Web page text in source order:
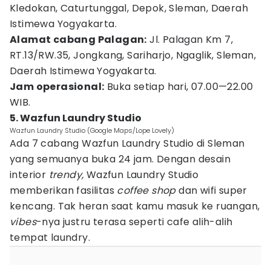
Kledokan, Caturtunggal, Depok, Sleman, Daerah
Istimewa Yogyakarta.
Alamat cabang Palagan: Jl. Palagan Km 7,
RT.13/RW.35, Jongkang, Sariharjo, Ngaglik, Sleman,
Daerah Istimewa Yogyakarta.
Jam operasional: Buka setiap hari, 07.00—22.00
WIB.
5. Wazfun Laundry Studio
Wazfun Laundry Studio (Google Maps/Lope Lovely)
Ada 7 cabang Wazfun Laundry Studio di Sleman
yang semuanya buka 24 jam. Dengan desain
interior trendy, Wazfun Laundry Studio
memberikan fasilitas coffee shopdan wifi super
kencang. Tak heran saat kamu masuk ke ruangan,
vibes-nya justru terasa seperti cafe alih-alih
tempat laundry.